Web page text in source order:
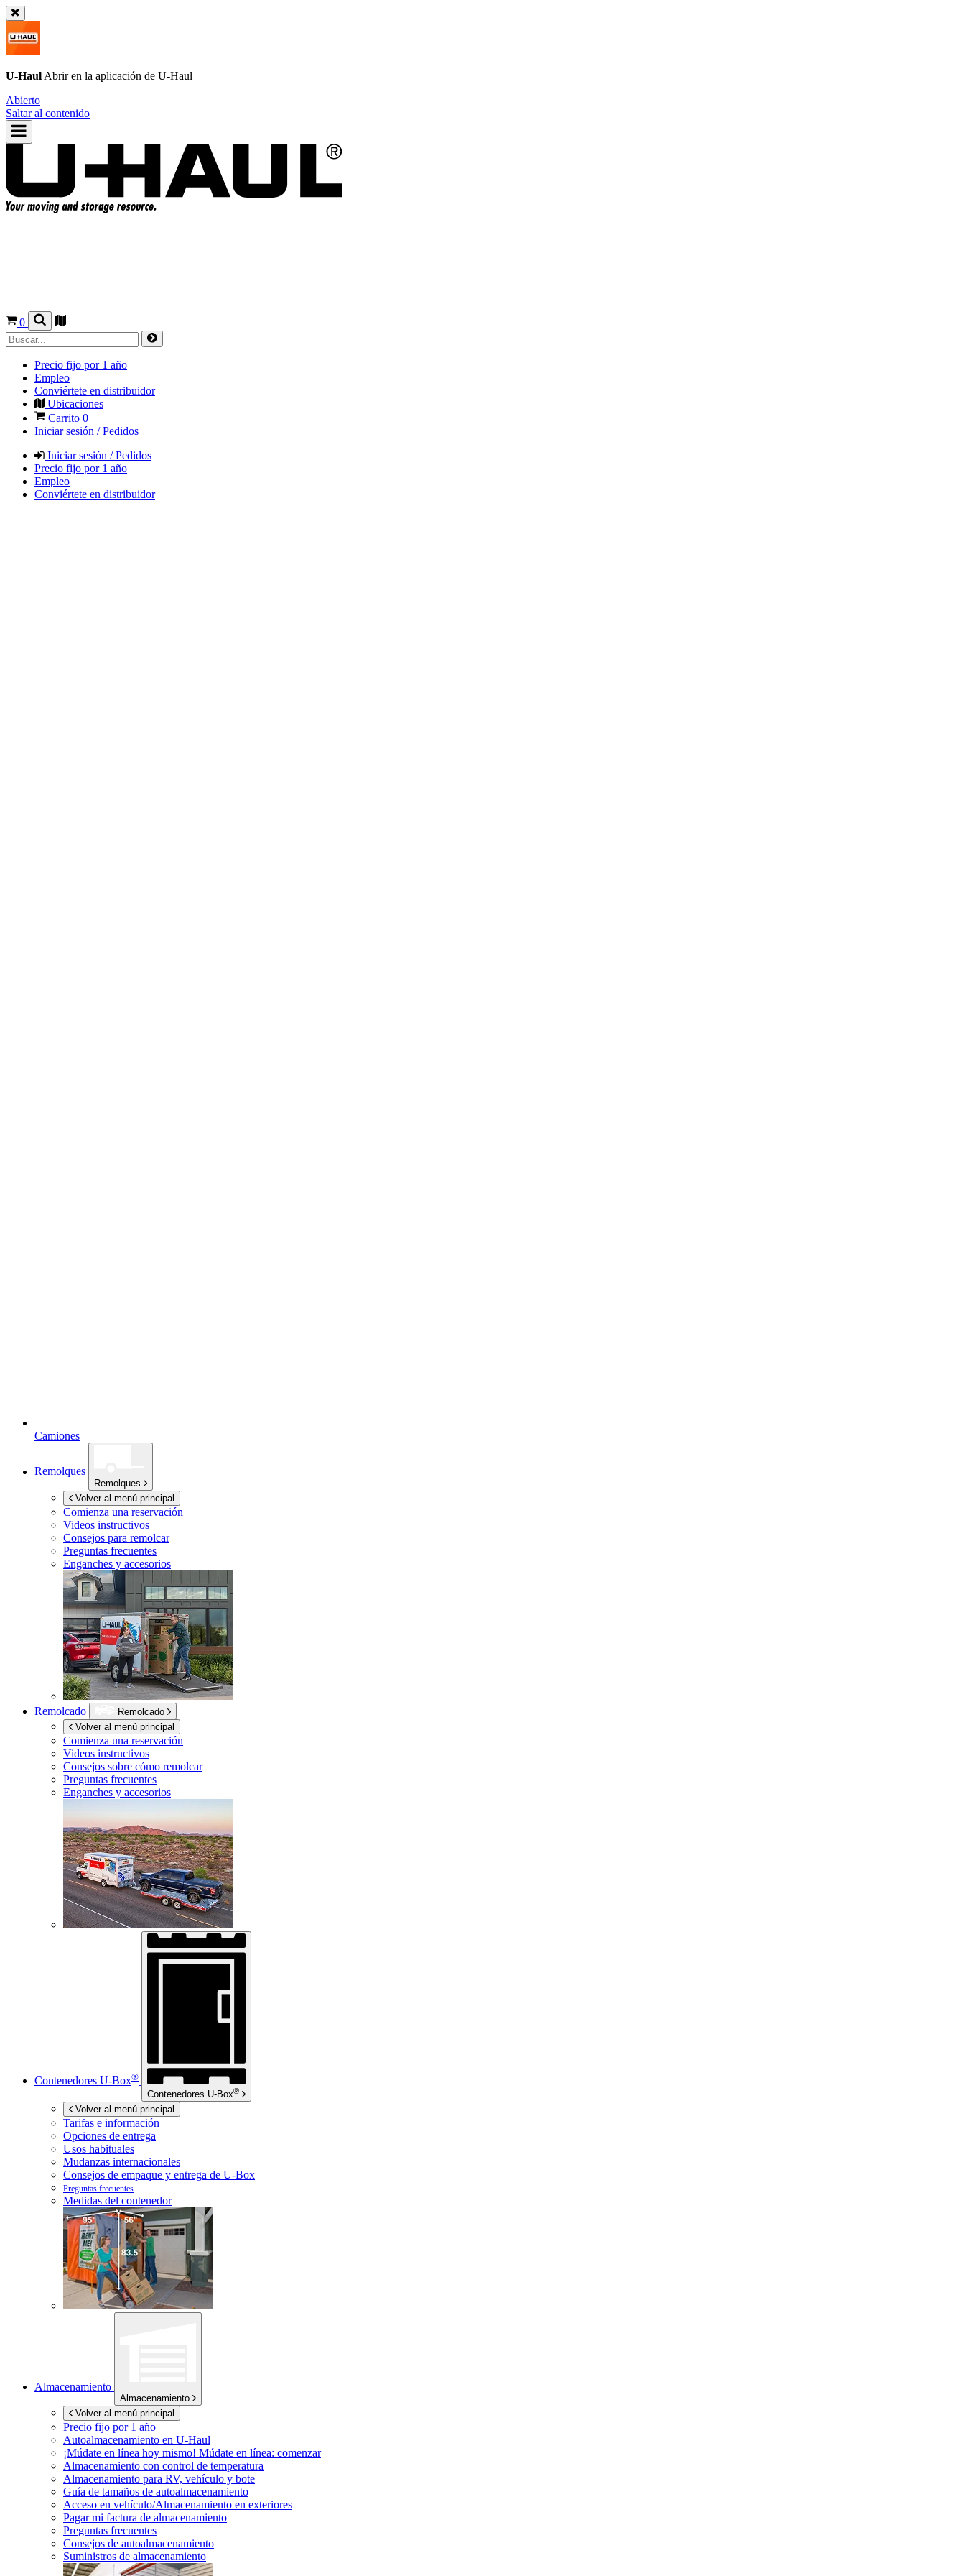
U-Haul Abrir en la aplicación de U-Haul
Abierto
Saltar al contenido
0
Precio fijo por 1 año
Empleo
Conviértete en distribuidor
Ubicaciones
Carrito 0
Iniciar sesión / Pedidos
Iniciar sesión / Pedidos
Precio fijo por 1 año
Empleo
Conviértete en distribuidor
Camiones
Remolques
Remolques
Volver al menú principal
Comienza una reservación
Videos instructivos
Consejos para remolcar
Preguntas frecuentes
Enganches y accesorios
Remolcado
Remolcado
Volver al menú principal
Comienza una reservación
Videos instructivos
Consejos sobre cómo remolcar
Preguntas frecuentes
Enganches y accesorios
Contenedores U-Box®
Contenedores U-Box®
Volver al menú principal
Tarifas e información
Opciones de entrega
Usos habituales
Mudanzas internacionales
Consejos de empaque y entrega de U-Box
Preguntas frecuentes
Medidas del contenedor
Almacenamiento
Almacenamiento
Volver al menú principal
Precio fijo por 1 año
Autoalmacenamiento en U-Haul
¡Múdate en línea hoy mismo! Múdate en línea: comenzar
Almacenamiento con control de temperatura
Almacenamiento para RV, vehículo y bote
Guía de tamaños de autoalmacenamiento
Acceso en vehículo/Almacenamiento en exteriores
Pagar mi factura de almacenamiento
Preguntas frecuentes
Consejos de autoalmacenamiento
Suministros de almacenamiento